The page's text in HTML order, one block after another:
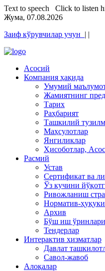
Text to speech Click to listen
Жума, 07.08.2026
Заиф кўрувчилар учун | |
Асосий
Компания ҳақида
Умумий
Жамиятнинг
Тарих
Раҳбарият
Ташкилий
Маҳсулотлар
Янгиликлар
Ҳисоботлар,
Расмий
Устав
Сертификат ва
Ўз кучини
Ривожланиш
Норматив-
Архив
Бўш иш ўринлари
Тендерлар
Интерактив хизматлар
Давлат
Савол-жавоб
Алоқалар